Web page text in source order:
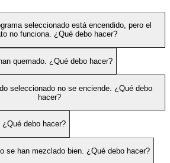
seleccionado está encendido, pero el
no funciona. ¿Qué debo hacer?
quemado. ¿Qué debo hacer?
seleccionado no se enciende. ¿Qué debo
hacer?
debo hacer?
se han mezclado bien. ¿Qué debo hacer?